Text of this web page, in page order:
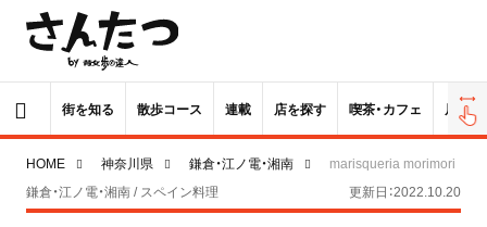
街を知る 散歩コース 連載 店を探す 喫茶・カフェ 居酒屋
HOME 神奈川県 鎌倉・江ノ電・湘南
marisqueria morimori
鎌倉・江ノ電・湘南 / スペイン料理
更新日：2022.10.20